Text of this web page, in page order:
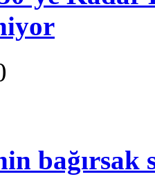
bağırsak